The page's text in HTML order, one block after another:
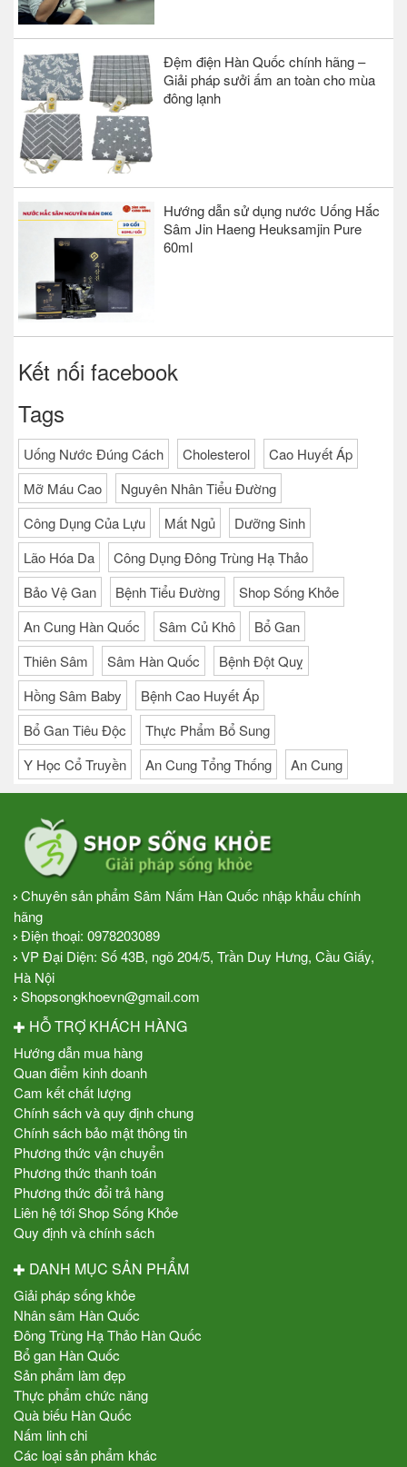
Đệm điện Hàn Quốc chính hãng –
Giải pháp sưởi ấm an toàn cho mùa
đông lạnh
Hướng dẫn sử dụng nước Uống Hắc
Sâm Jin Haeng Heuksamjin Pure
60ml
Kết nối facebook
Tags
Uống Nước Đúng Cách Cholesterol
Cao Huyết Áp
Mỡ Máu Cao
Nguyên Nhân Tiểu Đường
Công Dụng Của Lựu
Mất Ngủ
Dưỡng Sinh
Lão Hóa Da
Công Dụng Đông Trùng Hạ Thảo
Bảo Vệ Gan
Bệnh Tiểu Đường
Shop Sống Khỏe
An Cung Hàn Quốc
Sâm Củ Khô
Bổ Gan
Thiên Sâm
Sâm Hàn Quốc
Bệnh Đột Quỵ
Hồng Sâm Baby
Bệnh Cao Huyết Áp
Bổ Gan Tiêu Độc
Thực Phẩm Bổ Sung
Y Học Cổ Truyền
An Cung Tổng Thống An Cung
Chuyên sản phẩm Sâm Nấm Hàn Quốc nhập khẩu chính
hãng
Điện thoại: 0978203089
VP Đại Diện: Số 43B, ngõ 204/5, Trần Duy Hưng, Cầu Giấy,
Hà Nội
Shopsongkhoevn@gmail.com
HỖ TRỢ KHÁCH HÀNG
Hướng dẫn mua hàng
Quan điểm kinh doanh
Cam kết chất lượng
Chính sách và quy định chung
Chính sách bảo mật thông tin
Phương thức vận chuyển
Phương thức thanh toán
Phương thức đổi trả hàng
Liên hệ tới Shop Sống Khỏe
Quy định và chính sách
DANH MỤC SẢN PHẨM
Giải pháp sống khỏe
Nhân sâm Hàn Quốc
Đông Trùng Hạ Thảo Hàn Quốc
Bổ gan Hàn Quốc
Sản phẩm làm đẹp
Thực phẩm chức năng
Quà biếu Hàn Quốc
Nấm linh chi
Các loại sản phẩm khác